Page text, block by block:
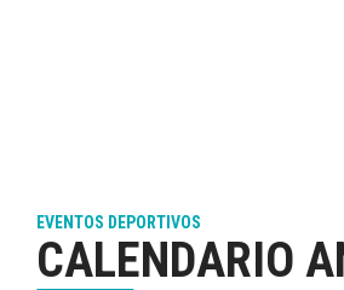
EVENTOS DEPORTIVOS
CALENDARIO